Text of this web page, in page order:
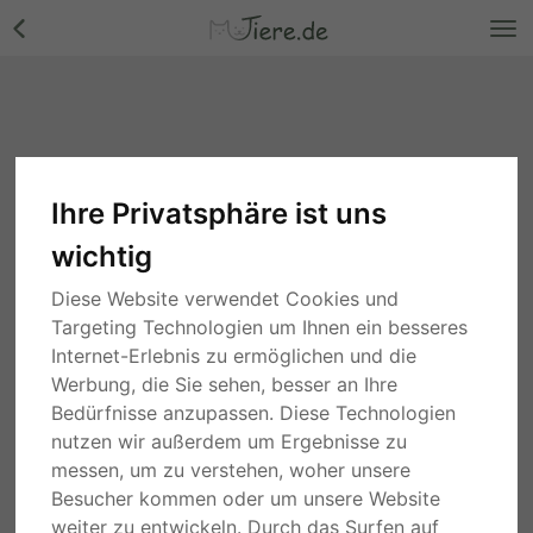
Ihre Privatsphäre ist uns
wichtig
Diese Website verwendet Cookies und
Targeting Technologien um Ihnen ein besseres
Internet-Erlebnis zu ermöglichen und die
Werbung, die Sie sehen, besser an Ihre
Bedürfnisse anzupassen. Diese Technologien
nutzen wir außerdem um Ergebnisse zu
messen, um zu verstehen, woher unsere
Besucher kommen oder um unsere Website
weiter zu entwickeln. Durch das Surfen auf
Rassehunde
COILLE, Border Collie Welpen - Rüde
Nordrhein-Westfalen 2 Wochen
TIERHEIM WELPE
ALBA, English Setter - Hündin
Nordrhein-Westfalen